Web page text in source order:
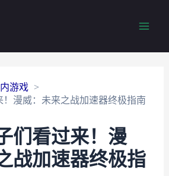
游戏
！漫威：未来之战加速器终极指南
们看过来！漫
战加速器终极指